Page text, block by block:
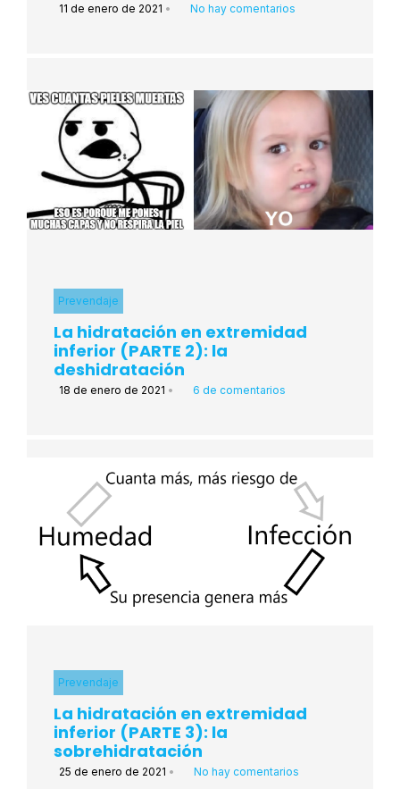
11 de enero de 2021 • No hay comentarios
Prevendaje
La hidratación en extremidad
inferior (PARTE 2): la
deshidratación
18 de enero de 2021 • 6 de comentarios
Prevendaje
La hidratación en extremidad
inferior (PARTE 3): la
sobrehidratación
25 de enero de 2021 • No hay comentarios